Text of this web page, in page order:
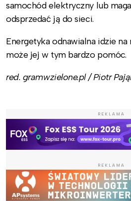
samochód elektryczny lub
odsprzedać ją do sieci.
Energetyka odnawialna idzie
może jej w tym bardzo pomóc.
red. gramwzielone.pl / Piotr
REKLAMA
REKLAMA